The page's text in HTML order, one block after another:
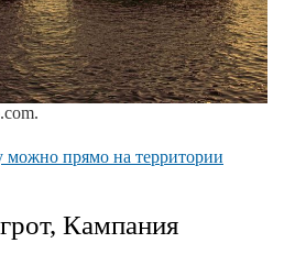
можно прямо на территории
Кампания